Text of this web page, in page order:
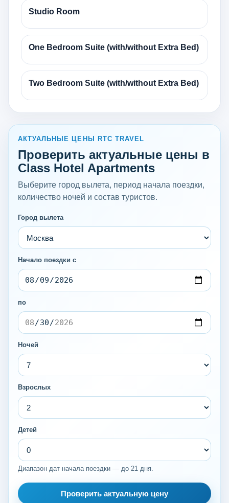
Studio Room
One Bedroom Suite (with/without Extra Bed)
Two Bedroom Suite (with/without Extra Bed)
АКТУАЛЬНЫЕ ЦЕНЫ RTC TRAVEL
Проверить актуальные цены в
Class Hotel Apartments
Выберите город вылета, период начала поездки,
количество ночей и состав туристов.
Город вылета
Начало поездки с
по
Ночей
Взрослых
Детей
Диапазон дат начала поездки — до 21 дня.
Проверить актуальную цену